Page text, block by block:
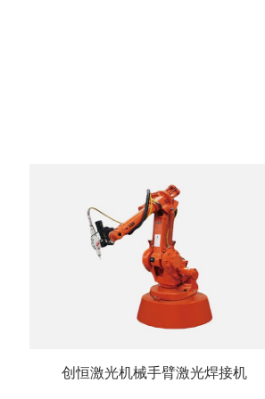
创恒激光机械手臂激光焊接机